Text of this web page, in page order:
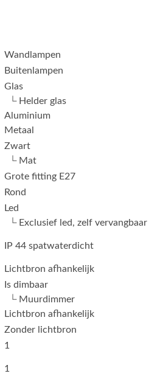
Wandlampen
Buitenlampen
Glas
└ Helder glas
Aluminium
Metaal
Zwart
└ Mat
Grote fitting E27
Rond
Led
└ Exclusief led, zelf vervangbaar
IP 44 spatwaterdicht
Lichtbron afhankelijk
Is dimbaar
└ Muurdimmer
Lichtbron afhankelijk
Zonder lichtbron
1
1